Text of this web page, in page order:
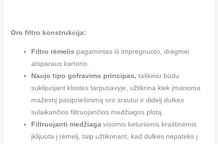
Oro filtro konstrukcija:
Filtro rėmelis pagamintas iš impregnuoto, drėgmei
atsparaus kartono.
Naujo tipo gofravimo principas, taškiniu būdu
suklijuojant klostes tarpusavyje, užtikrina kiek įmanoma
mažesnį pasipriešinimą oro srautui ir didelį dulkes
sulaikančios filtruojančios medžiagos plotą.
Filtruojanti medžiagavisomis keturiomis kraštinėmis
įklijuota į rėmelį, taip užtikrinant, kad dulkės nepateks į